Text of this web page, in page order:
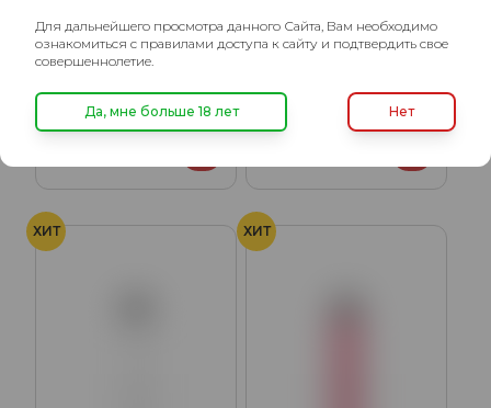
HYLA Клубника+Ментол
(4500 затяжек)
HYLA Манго+Ментол
ХИТ ХИТ
Для дальнейшего просмотра данного Сайта, Вам необходимо
ознакомиться с правилами доступа к сайту и подтвердить свое
совершеннолетие.
Да, мне больше 18 лет Нет